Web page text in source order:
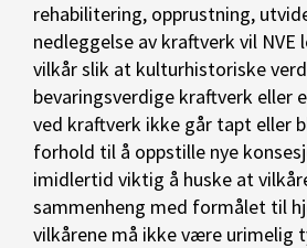
rehabilitering, opprustning,
nedleggelse av kraftverk vil
vilkår slik at kulturhistoriske
bevaringsverdige kraftverk eller
ved kraftverk ikke går tapt eller
forhold til å oppstille nye
imidlertid viktig å huske at
sammenheng med formålet til
vilkårene må ikke være urimelig